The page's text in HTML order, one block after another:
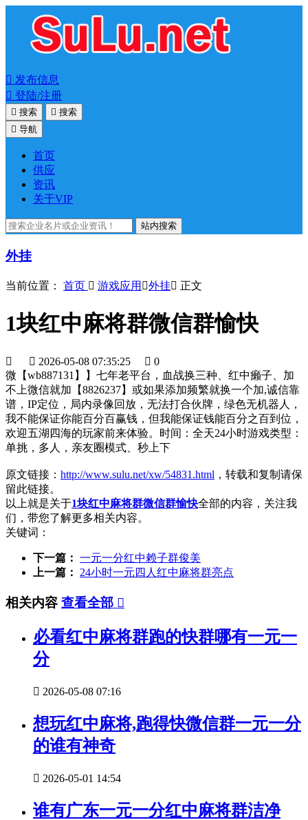
 发布信息
 登陆/注册
 搜索  搜索
 导航
首页
供应
资讯
关于VIP
站内搜索
外挂
当前位置： 首页  游戏应用 外挂 正文
1块红中麻将群微信群愉快
  2026-05-08 07:35:25  0
微【wb887131】】七年老平台，血战换三种、红中癞子、加
不上微信就加【8826237】或如果添加频繁就换一个加,诚信靠
谱，IP定位，局内录像回放，无法打合伙牌，绿色无机器人，
我不能保证你能百分百赢钱，但我能保证钱能百分之百到位，
欢迎五湖四海的玩家前来体验。时间：全天24小时游戏类型：
单挑，多人，亲友圈模式、秒上下
原文链接： http://www.sulu.net/xw/54831.html ，转载和复制请保
留此链接。
以上就是关于1块红中麻将群微信群愉快全部的内容，关注我
们，带您了解更多相关内容。
关键词：
下一篇： 一元一分红中赖子群俊美
上一篇：
24小时一元四人红中麻将群亮点
相关内容 查看全部 
必看红中麻将群跑的快群哪有一元一
分
 2026-05-08 07:16
想玩红中麻将,跑得快微信群一元一分
的谁有神奇
 2026-05-01 14:54
谁有广东一元一分红中麻将群洁净